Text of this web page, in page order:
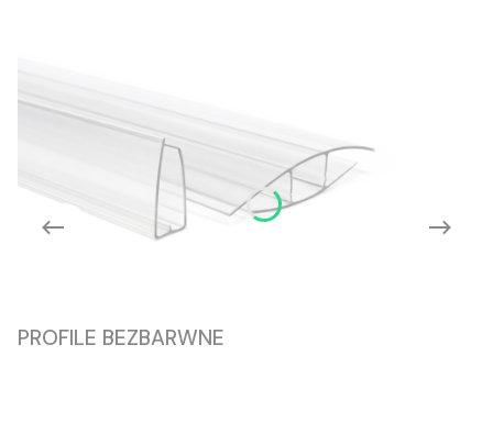
PROFILE BEZBARWNE